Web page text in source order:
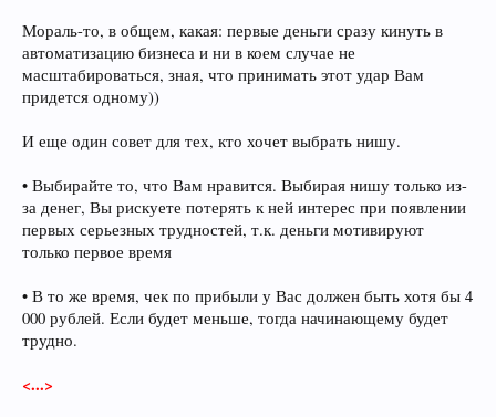
Мораль-то, в общем, какая: первые деньги сразу кинуть в
автоматизацию бизнеса и ни в коем случае не
масштабироваться, зная, что принимать этот удар Вам
придется одному))
И еще один совет для тех, кто хочет выбрать нишу.
• Выбирайте то, что Вам нравится. Выбирая нишу только из-
за денег, Вы рискуете потерять к ней интерес при появлении
первых серьезных трудностей, т.к. деньги мотивируют
только первое время
• В то же время, чек по прибыли у Вас должен быть хотя бы 4
000 рублей. Если будет меньше, тогда начинающему будет
трудно.
<...>